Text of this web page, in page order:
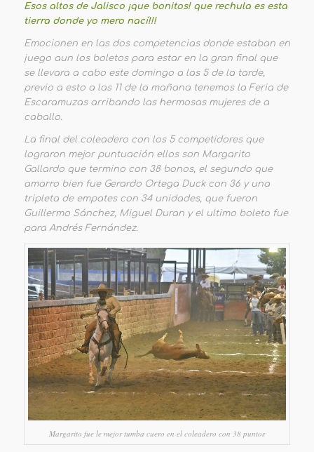
Esos altos de Jalisco ¡que bonitos! que rechula es esta
tierra donde yo mero nací!!!
Emocionen en las dos competencias donde estaban en
juego aun los boletos para estar en la gran final que
se llevara a cabo este domingo a las 5 de la tarde,
previo a esto a las 11 de la mañana tenemos la Feria de
Escaramuzas arribando las hermosas mujeres de a
caballo.
La final del coleadero con los 5 competidores que
lograron mejor puntuación ellos son Margarito
Gallardo que termino con 38 bonos, el segundo que
amarro bien fue Gerardo Ortega Duck con 36 y una
tripleta de empates con 34 unidades, que fueron
Guillermo Sánchez, Miguel Duran y el ultimo boleto fue
para Andrés Fernández.
Margarito fue le mejor tumba cuero en el coleadero con 38 puntos